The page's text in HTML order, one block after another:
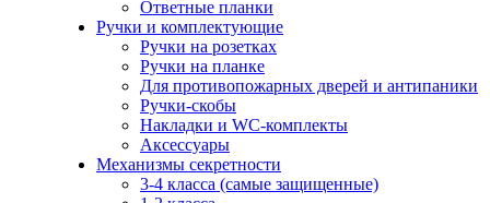
Ответные планки
Ручки и комплектующие
Ручки на розетках
Ручки на планке
Для противопожарных дверей и антипаники
Ручки-скобы
Накладки и WC-комплекты
Аксессуары
Механизмы секретности
3-4 класса (самые защищенные)